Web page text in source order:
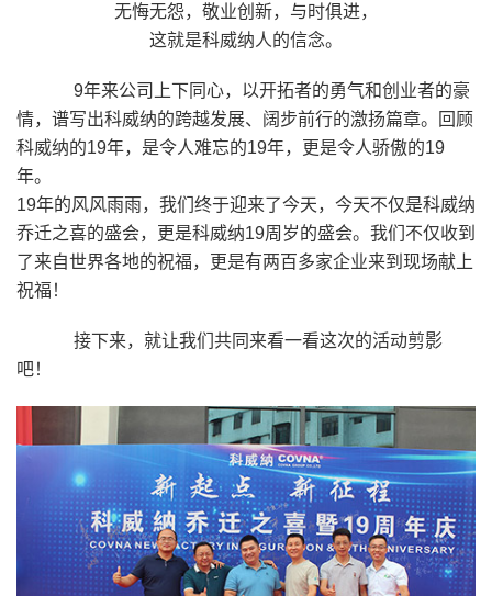
无悔无怨，敬业创新，与时俱进，
这就是科威纳人的信念。
9年来公司上下同心，以开拓者的勇气和创业者的豪
情，谱写出科威纳的跨越发展、阔步前行的激扬篇章。回顾
科威纳的19年，是令人难忘的19年，更是令人骄傲的19
年。
19年的风风雨雨，我们终于迎来了今天，今天不仅是科威纳
乔迁之喜的盛会，更是科威纳19周岁的盛会。我们不仅收到
了来自世界各地的祝福，更是有两百多家企业来到现场献上
祝福！
接下来，就让我们共同来看一看这次的活动剪影
吧！